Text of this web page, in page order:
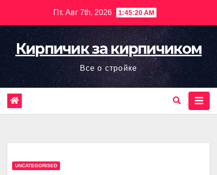
содержимому
Пт. Авг 7th, 2026 1:45:22 AM
Кирпичик за кирпичиком
Все о стройке
UNCATEGORISED